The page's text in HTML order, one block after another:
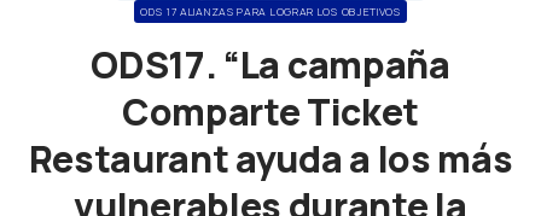
ODS 17 ALIANZAS PARA LOGRAR LOS OBJETIVOS
ODS17. “La campaña
Comparte Ticket
Restaurant ayuda a los más
vulnerables durante la